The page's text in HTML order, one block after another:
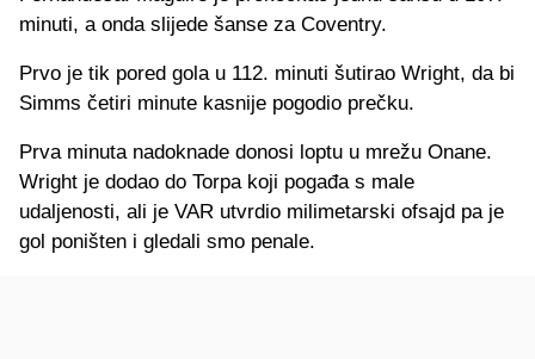
minuti, a onda slijede šanse za Coventry.
Prvo je tik pored gola u 112. minuti šutirao Wright, da bi
Simms četiri minute kasnije pogodio prečku.
Prva minuta nadoknade donosi loptu u mrežu Onane.
Wright je dodao do Torpa koji pogađa s male
udaljenosti, ali je VAR utvrdio milimetarski ofsajd pa je
gol poništen i gledali smo penale.